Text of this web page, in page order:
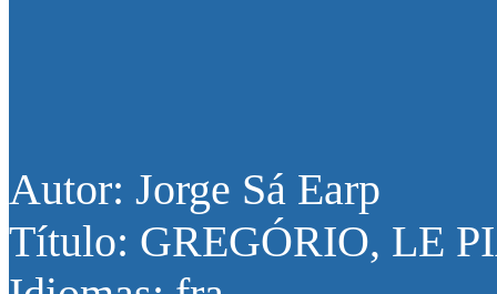
Autor: Jorge Sá Earp
Título: GREGÓRIO, LE